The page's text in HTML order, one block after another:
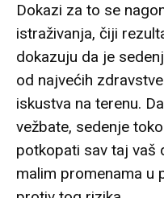
Dokazi za to se
istraživanja, čiji
dokazuju da je
od najvećih
iskustva na terenu.
vežbate, sedenje
potkopati sav taj vaš
malim promenama u